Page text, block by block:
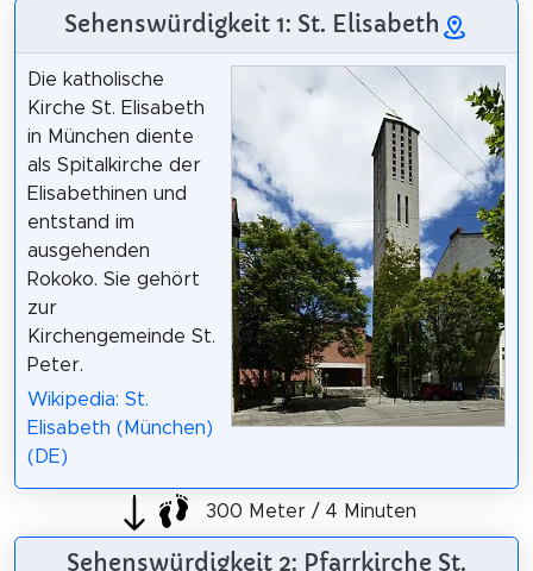
Sehenswürdigkeit 1: St. Elisabeth
Die katholische
Kirche St. Elisabeth
in München diente
als Spitalkirche der
Elisabethinen und
entstand im
ausgehenden
Rokoko. Sie gehört
zur
Kirchengemeinde St.
Peter.
Wikipedia: St.
Elisabeth (München)
(DE)
300 Meter / 4 Minuten
Sehenswürdigkeit 2: Pfarrkirche St.